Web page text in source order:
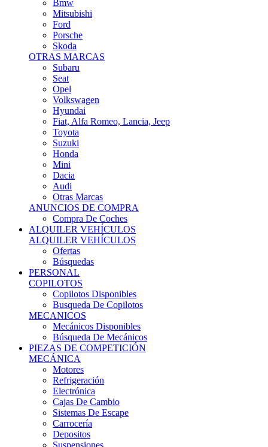
Bmw
Mitsubishi
Ford
Porsche
Skoda
OTRAS MARCAS
Subaru
Seat
Opel
Volkswagen
Hyundai
Fiat, Alfa Romeo, Lancia, Jeep
Toyota
Suzuki
Honda
Mini
Dacia
Audi
Otras Marcas
ANUNCIOS DE COMPRA
Compra De Coches
ALQUILER VEHÍCULOS
ALQUILER VEHÍCULOS
Ofertas
Búsquedas
PERSONAL
COPILOTOS
Copilotos Disponibles
Busqueda De Copilotos
MECANICOS
Mecánicos Disponibles
Búsqueda De Mecánicos
PIEZAS DE COMPETICIÓN
MECÁNICA
Motores
Refrigeración
Electrónica
Cajas De Cambio
Sistemas De Escape
Carrocería
Depositos
Suspensiones